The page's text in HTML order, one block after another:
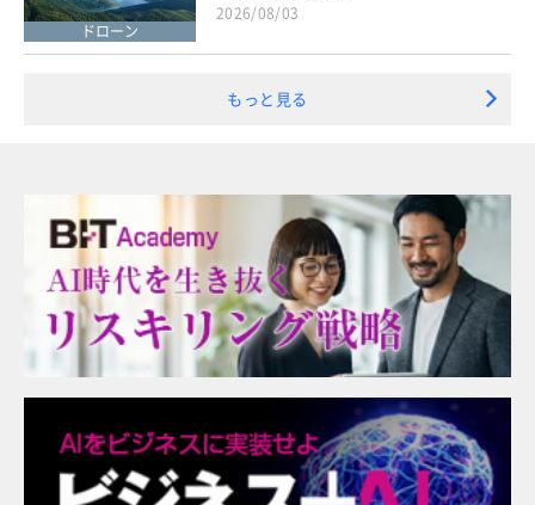
ドローン
2026/08/03
もっと見る